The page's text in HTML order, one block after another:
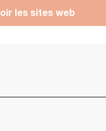
Voir les sites web